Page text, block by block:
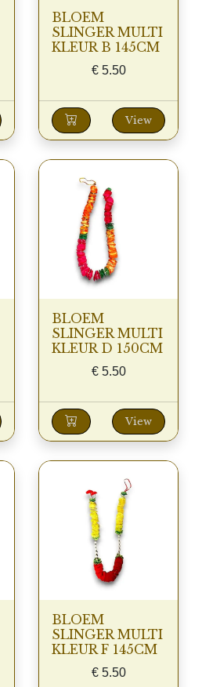
BLOEM
SLINGER MULTI
KLEUR B 145CM
€5.50
View
BLOEM
SLINGER MULTI
KLEUR D 150CM
€5.50
View
BLOEM
SLINGER MULTI
KLEUR F 145CM
€5.50